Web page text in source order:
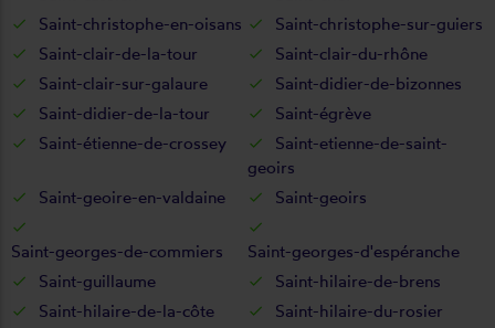
Saint-christophe-en-oisans
Saint-christophe-sur-guiers
Saint-clair-de-la-tour
Saint-clair-du-rhône
Saint-clair-sur-galaure
Saint-didier-de-bizonnes
Saint-didier-de-la-tour
Saint-égrève
Saint-étienne-de-crossey
Saint-etienne-de-saint-
geoirs
Saint-geoire-en-valdaine
Saint-geoirs
Saint-georges-de-commiers
Saint-georges-d'espéranche
Saint-guillaume
Saint-hilaire-de-brens
Saint-hilaire-de-la-côte
Saint-hilaire-du-rosier